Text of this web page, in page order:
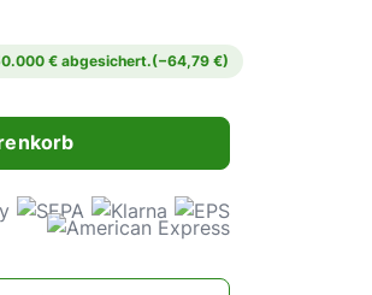
€ abgesichert.(−64,79 €)
Wert ein oder benutze die Schaltflächen